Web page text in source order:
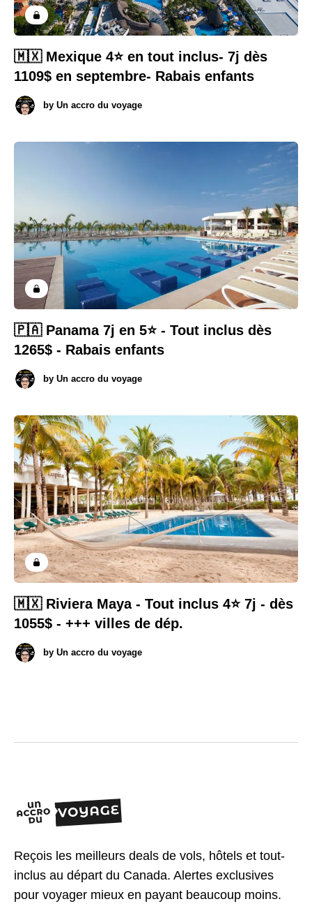
🇲🇽 Mexique 4⭐️ en tout inclus- 7j dès
1109$ en septembre- Rabais enfants
by Un accro du voyage
🇵🇦 Panama 7j en 5⭐️ - Tout inclus dès
1265$ - Rabais enfants
by Un accro du voyage
🇲🇽 Riviera Maya - Tout inclus 4⭐️ 7j - dès
1055$ - +++ villes de dép.
by Un accro du voyage
Reçois les meilleurs deals de vols, hôtels et tout-
inclus au départ du Canada. Alertes exclusives
pour voyager mieux en payant beaucoup moins.